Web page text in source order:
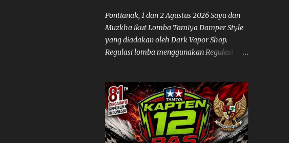
Pontianak, 1 dan 2 Agustus 2026 Saya dan
Muzkha ikut Lomba Tamiya Damper Style
yang diadakan oleh Dark Vapor Shop.
Regulasi lomba menggunakan Regulasi
Nggak ada planning khusus sebenarnya
untuk ikut event ini, karena waktunya cukup
mepet dengan event sebelumnya karena
Saya belum banyak persiapan menyiapkan
mobil dan alat-alat. Selain itu juga ada janji